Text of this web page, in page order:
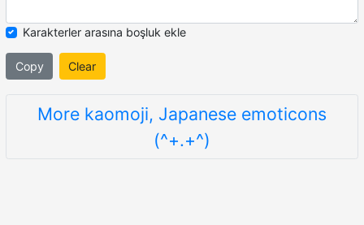
Karakterler arasına boşluk ekle
Copy Clear
More kaomoji, Japanese emoticons
(^+.+^)